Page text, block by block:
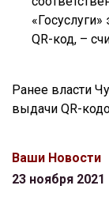
QR-код, –
Ранее власти
выдачи QR-
Ваши Новости
23 ноября 2021